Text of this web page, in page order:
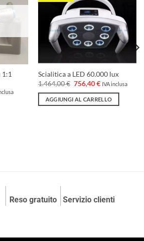
dei
desideri
desideri
Scialitica a LED 60.000 lux
1.464,00€ Il
prezzo
originale
era:
756,40€Il
attuale
è:
IVA inclusa
AGGIUNGI AL CARRELLO
Reso gratuito Servizio clienti